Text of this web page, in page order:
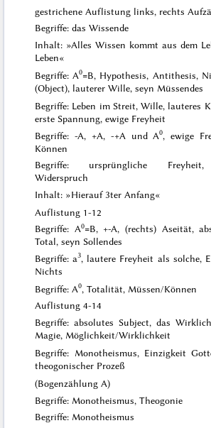
gestrichene Auflistung links, rechts
Begriffe: das Wissende
Inhalt: »Alles Wissen kommt aus dem
Leben«
Begriffe: A0=B, Hypothesis, Antithesis,
(Object), lauterer Wille, seyn Müssendes
Begriffe: Leben im Streit, Wille, lauteres
erste Spannung, ewige Freyheit
Begriffe: -A, +A, -+A und A0, ewige
Können
Begriffe: ursprüngliche Freyheit,
Widerspruch
Inhalt: »Hierauf 3ter Anfang«
Auflistung 1-12
Begriffe: A0=B, +-A, (rechts) Aseität,
Total, seyn Sollendes
Begriffe: a3, lautere Freyheit als solche,
Nichts
Begriffe: A0, Totalität, Müssen/Können
Auflistung 4-14
Begriffe: absolutes Subject, das
Magie, Möglichkeit/Wirklichkeit
Begriffe: Monotheismus, Einzigkeit
theogonischer Prozeß
(Bogenzählung A)
Begriffe: Monotheismus, Theogonie
Begriffe: Monotheismus